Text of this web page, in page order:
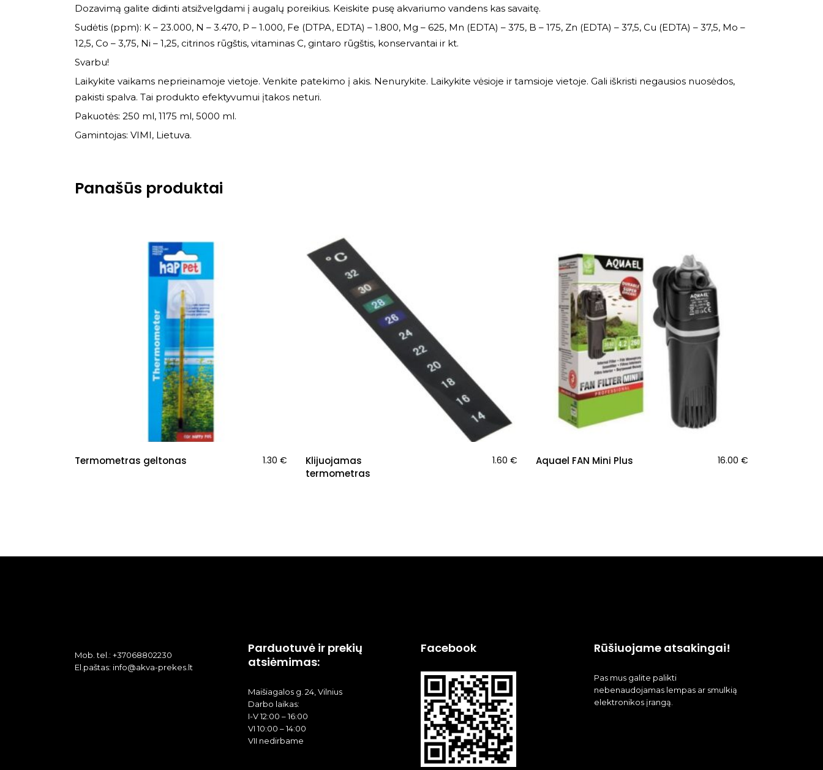
Dozavimą galite didinti atsižvelgdami į augalų poreikius. Keiskite pusę akvariumo vandens kas savaitę.
Sudėtis (ppm): K – 23.000, N – 3.470, P – 1.000, Fe (DTPA, EDTA) – 1.800, Mg – 625, Mn (EDTA) – 375, B – 175, Zn (EDTA) – 37,5, Cu (EDTA) – 37,5, Mo –
12,5, Co – 3,75, Ni – 1,25, citrinos rūgštis, vitaminas C, gintaro rūgštis, konservantai ir kt.
Svarbu!
Laikykite vaikams neprieinamoje vietoje. Venkite patekimo į akis. Nenurykite. Laikykite vėsioje ir tamsioje vietoje. Gali iškristi negausios nuosėdos,
pakisti spalva. Tai produkto efektyvumui įtakos neturi.
Pakuotės: 250 ml, 1175 ml, 5000 ml.
Gamintojas: VIMI, Lietuva.
Panašūs produktai
Termometras geltonas 1.30 €
Klijuojamas
termometras
1.60€ Aquael FAN Mini Plus 16.00 €
Mob. tel.: +37068802230
El.paštas: info@akva-prekes.lt
Parduotuvė ir prekių
atsiėmimas:
Maišiagalos g. 24, Vilnius
Darbo laikas:
I-V 12:00 – 16:00
VI 10:00 – 14:00
VII nedirbame
Facebook Rūšiuojame atsakingai!
Pas mus galite palikti
nebenaudojamas lempas ar smulkią
elektronikos įrangą.